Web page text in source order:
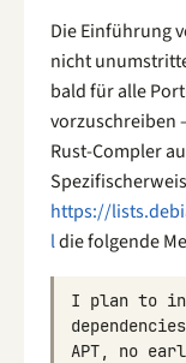
Die Einführung
nicht
bald für alle
vorzuschreiben
Rust-Compler
https://
ldie folgende
I plan to
dependencies
APT, no